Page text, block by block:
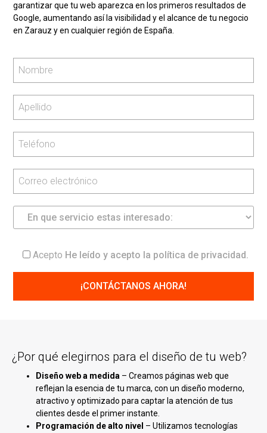
garantizar que tu web aparezca en los primeros resultados de
Google, aumentando así la visibilidad y el alcance de tu negocio
en Zarauz y en cualquier región de España.
Acepto He leído y acepto la política de privacidad.
¿Por qué elegirnos para el diseño de tu web?
Diseño web a medida – Creamos páginas web que
reflejan la esencia de tu marca, con un diseño moderno,
atractivo y optimizado para captar la atención de tus
clientes desde el primer instante.
Programación de alto nivel – Utilizamos tecnologías